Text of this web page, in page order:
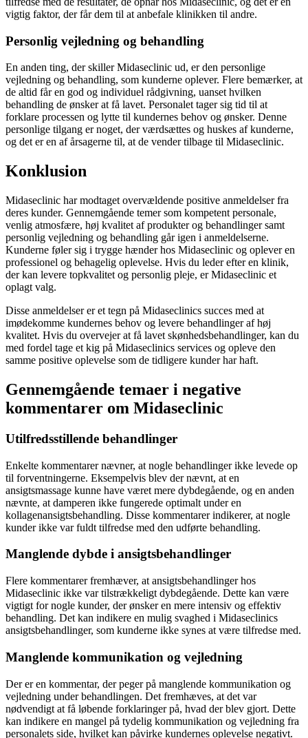
vigtig faktor, der får dem til at anbefale klinikken til andre.
Personlig vejledning og behandling
En anden ting, der skiller Midaseclinic ud, er den personlige
vejledning og behandling, som kunderne oplever. Flere bemærker, at
de altid får en god og individuel rådgivning, uanset hvilken
behandling de ønsker at få lavet. Personalet tager sig tid til at
forklare processen og lytte til kundernes behov og ønsker. Denne
personlige tilgang er noget, der værdsættes og huskes af kunderne,
og det er en af årsagerne til, at de vender tilbage til Midaseclinic.
Konklusion
Midaseclinic har modtaget overvældende positive anmeldelser fra
deres kunder. Gennemgående temer som kompetent personale,
venlig atmosfære, høj kvalitet af produkter og behandlinger samt
personlig vejledning og behandling går igen i anmeldelserne.
Kunderne føler sig i trygge hænder hos Midaseclinic og oplever en
professionel og behagelig oplevelse. Hvis du leder efter en klinik,
der kan levere topkvalitet og personlig pleje, er Midaseclinic et
oplagt valg.
Disse anmeldelser er et tegn på Midaseclinics succes med at
imødekomme kundernes behov og levere behandlinger af høj
kvalitet. Hvis du overvejer at få lavet skønhedsbehandlinger, kan du
med fordel tage et kig på Midaseclinics services og opleve den
samme positive oplevelse som de tidligere kunder har haft.
Gennemgående temaer i negative
kommentarer om Midaseclinic
Utilfredsstillende behandlinger
Enkelte kommentarer nævner, at nogle behandlinger ikke levede op
til forventningerne. Eksempelvis blev der nævnt, at en
ansigtsmassage kunne have været mere dybdegående, og en anden
nævnte, at damperen ikke fungerede optimalt under en
kollagenansigtsbehandling. Disse kommentarer indikerer, at nogle
kunder ikke var fuldt tilfredse med den udførte behandling.
Manglende dybde i ansigtsbehandlinger
Flere kommentarer fremhæver, at ansigtsbehandlinger hos
Midaseclinic ikke var tilstrækkeligt dybdegående. Dette kan være
vigtigt for nogle kunder, der ønsker en mere intensiv og effektiv
behandling. Det kan indikere en mulig svaghed i Midaseclinics
ansigtsbehandlinger, som kunderne ikke synes at være tilfredse med.
Manglende kommunikation og vejledning
Der er en kommentar, der peger på manglende kommunikation og
vejledning under behandlingen. Det fremhæves, at det var
nødvendigt at få løbende forklaringer på, hvad der blev gjort. Dette
kan indikere en mangel på tydelig kommunikation og vejledning fra
personalets side, hvilket kan påvirke kundernes oplevelse negativt.